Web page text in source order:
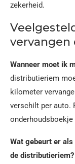
zekerheid.
Wanneer moet ik
distributieriem
kilometer
verschilt per auto.
Wat gebeurt er
de distributieriem?